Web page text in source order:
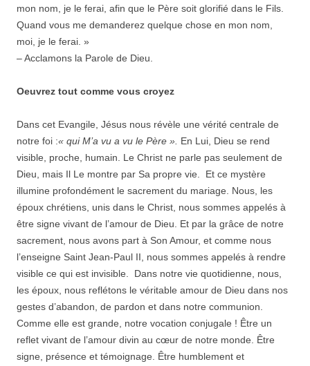
mon nom, je le ferai, afin que le Père soit glorifié dans le Fils.
Quand vous me demanderez quelque chose en mon nom,
moi, je le ferai. »
– Acclamons la Parole de Dieu.
Oeuvrez tout comme vous croyez
Dans cet Evangile, Jésus nous révèle une vérité centrale de
notre foi :« qui M’a vu a vu le Père ». En Lui, Dieu se rend
visible, proche, humain. Le Christ ne parle pas seulement de
Dieu, mais Il Le montre par Sa propre vie. Et ce mystère
illumine profondément le sacrement du mariage. Nous, les
époux chrétiens, unis dans le Christ, nous sommes appelés à
être signe vivant de l’amour de Dieu. Et par la grâce de notre
sacrement, nous avons part à Son Amour, et comme nous
l’enseigne Saint Jean-Paul II, nous sommes appelés à rendre
visible ce qui est invisible. Dans notre vie quotidienne, nous,
les époux, nous reflétons le véritable amour de Dieu dans nos
gestes d’abandon, de pardon et dans notre communion.
Comme elle est grande, notre vocation conjugale ! Être un
reflet vivant de l’amour divin au cœur de notre monde. Être
signe, présence et témoignage. Être humblement et